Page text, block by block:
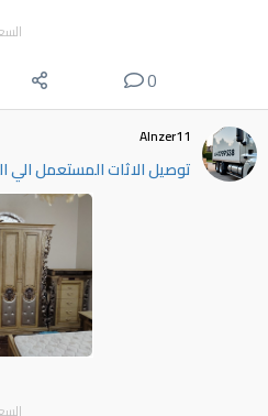
0
Alnzer11
توصيل الاثات المستعمل الي